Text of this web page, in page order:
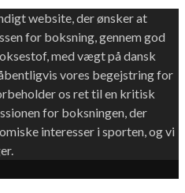
website, der ønsker at
for boksning, gennem god
med vægt på dansk
vores begejstring for
os ret til en kritisk
for boksningen, der
interesser i sporten, og vi